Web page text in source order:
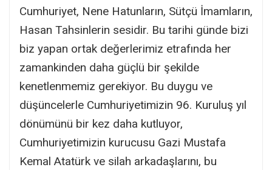
Cumhuriyet, Nene Hatunların, Sütçü İmamların,
Hasan Tahsinlerin sesidir. Bu tarihi günde bizi
biz yapan ortak değerlerimiz etrafında her
zamankinden daha güçlü bir şekilde
kenetlenmemiz gerekiyor. Bu duygu ve
düşüncelerle Cumhuriyetimizin 96. Kuruluş yıl
dönümünü bir kez daha kutluyor,
Cumhuriyetimizin kurucusu Gazi Mustafa
Kemal Atatürk ve silah arkadaşlarını, bu